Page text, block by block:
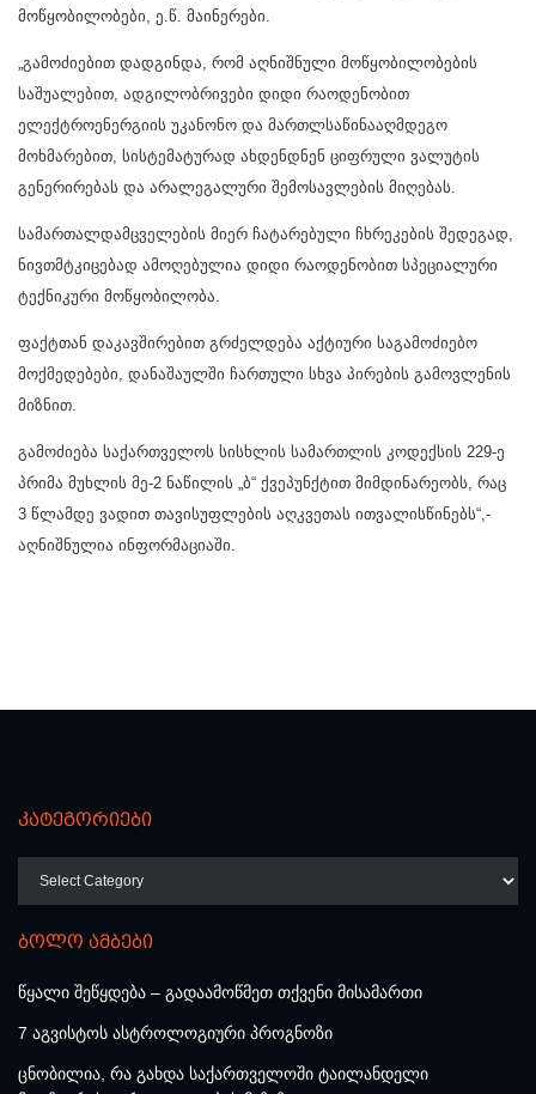
მოწყობილობები, ე.წ. მაინერები.
„გამოძიებით დადგინდა, რომ აღნიშნული მოწყობილობების
საშუალებით, ადგილობრივები დიდი რაოდენობით
ელექტროენერგიის უკანონო და მართლსაწინააღმდეგო
მოხმარებით, სისტემატურად ახდენდნენ ციფრული ვალუტის
გენერირებას და არალეგალური შემოსავლების მიღებას.
სამართალდამცველების მიერ ჩატარებული ჩხრეკების შედეგად,
ნივთმტკიცებად ამოღებულია დიდი რაოდენობით სპეციალური
ტექნიკური მოწყობილობა.
ფაქტთან დაკავშირებით გრძელდება აქტიური საგამოძიებო
მოქმედებები, დანაშაულში ჩართული სხვა პირების გამოვლენის
მიზნით.
გამოძიება საქართველოს სისხლის სამართლის კოდექსის 229-ე
პრიმა მუხლის მე-2 ნაწილის „ბ“ ქვეპუნქტით მიმდინარეობს, რაც
3 წლამდე ვადით თავისუფლების აღკვეთას ითვალისწინებს“,-
აღნიშნულია ინფორმაციაში.
კატეგორიები
ბოლო ამბები
წყალი შეწყდება – გადაამოწმეთ თქვენი მისამართი
7 აგვისტოს ასტროლოგიური პროგნოზი
ცნობილია, რა გახდა საქართველოში ტაილანდელი